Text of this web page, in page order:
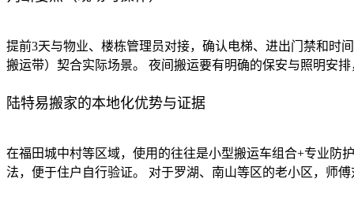
提前3天与物业、楼栋管理员对接，确认电梯、进出门禁和时
搬运带）契合实际场景。 夜间搬运要有明确的保安与照明安
陆特易搬家的本地化优势与证据
在福田城中村等区域，使用的往往是小型搬运车组合+专业防
法，便于住户自行验证。 对于罗湖、南山等区的老小区，师